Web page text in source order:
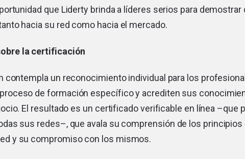
que Liderty brinda a líderes serios para
hacia su red como hacia el mercado.
la certificación
contempla un reconocimiento individual para los
de formación específico y acrediten sus
El resultado es un certificado verificable en línea –que
sus redes–, que avala su comprensión de los principios
y su compromiso con los mismos.